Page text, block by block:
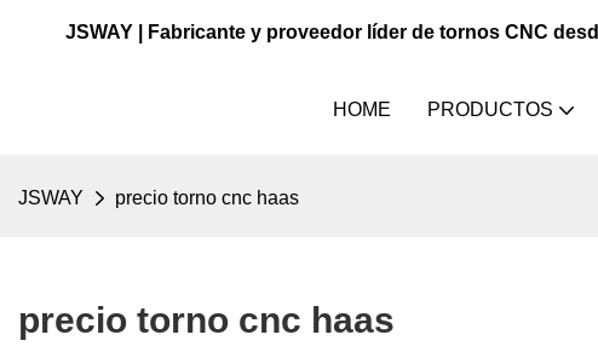
JSWAY | Fabricante y proveedor líder de tornos CNC
HOME PRODUCTOS
JSWAY precio torno cnc haas
precio torno cnc haas